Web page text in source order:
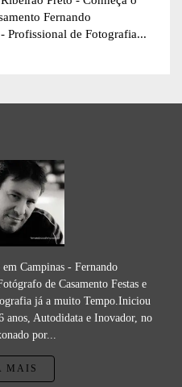
Fernando
Profissional de Fotografia...
Campinas - Fernando
de Casamento Festas e
já a muito Tempo.Iniciou
anos, Autodidata e Inovador, no
por...
MAIS